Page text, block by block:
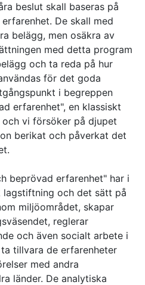
beslut skall baseras på
De skall med
belägg, men osäkra av
med detta program
och ta reda på hur
för det goda
i begreppen
erfarenhet", en klassiskt
vi försöker på djupet
berikat och påverkat det
beprövad erfarenhet" har i
lagstiftning och det sätt på
miljöområdet, skapar
reglerar
och även socialt arbete i
tillvara de erfarenheter
med andra
länder. De analytiska